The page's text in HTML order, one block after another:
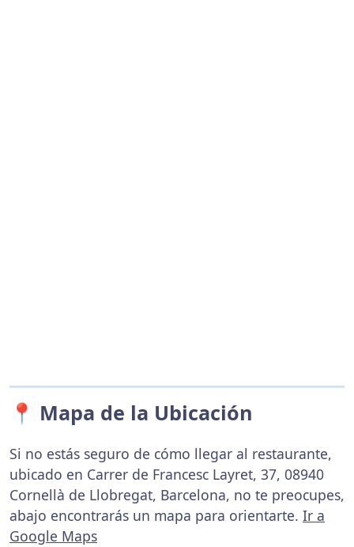
📍 Mapa de la Ubicación
Si no estás seguro de cómo llegar al restaurante,
ubicado en Carrer de Francesc Layret, 37, 08940
Cornellà de Llobregat, Barcelona, no te preocupes,
abajo encontrarás un mapa para orientarte. Ir a
Google Maps